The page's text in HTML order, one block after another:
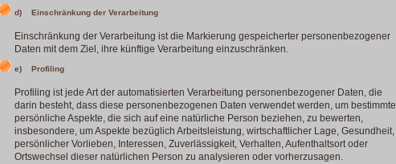
d) Einschränkung der Verarbeitung
Einschränkung der Verarbeitung ist die Markierung gespeicherter personenbezogener
Daten mit dem Ziel, ihre künftige Verarbeitung einzuschränken.
e) Profiling
Profiling ist jede Art der automatisierten Verarbeitung personenbezogener Daten, die
darin besteht, dass diese personenbezogenen Daten verwendet werden, um bestimmte
persönliche Aspekte, die sich auf eine natürliche Person beziehen, zu bewerten,
insbesondere, um Aspekte bezüglich Arbeitsleistung, wirtschaftlicher Lage, Gesundheit,
persönlicher Vorlieben, Interessen, Zuverlässigkeit, Verhalten, Aufenthaltsort oder
Ortswechsel dieser natürlichen Person zu analysieren oder vorherzusagen.